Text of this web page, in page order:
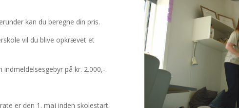
kan du beregne din pris.
vil du blive opkrævet et
på kr. 2.000,-.
er den 1. maj inden skolestart.